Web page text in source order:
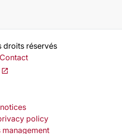
droits réservés
Contact
policy
management